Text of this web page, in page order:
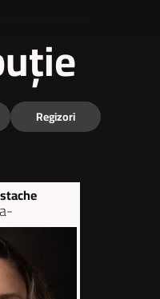
Regizori